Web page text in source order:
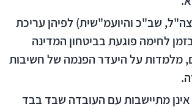
שב"כ והיועמ"שית) לפיהן עריכת
לחימה פוגעת בביטחון המדינה
מלמדות על היעדר הפנמה של חשיבות
מתיישבות עם העובדה שבד בבד